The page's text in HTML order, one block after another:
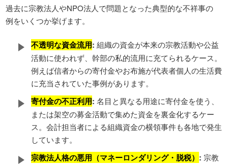
過去に宗教法人やNPO法人で問題となった典型的な不祥事の
例をいくつか挙げます。
不透明な資金流用: 組織の資金が本来の宗教活動や公益
活動に使われず、幹部の私的流用に充てられるケース。
例えば信者からの寄付金やお布施が代表者個人の生活費
に充当されていた事例があります。
寄付金の不正利用: 名目と異なる用途に寄付金を使う、
または架空の募金活動で集めた資金を裏金化するケー
ス。会計担当者による組織資金の横領事件も各地で発生
しています。
宗教法人格の悪用（マネーロンダリング・脱税） : 宗教